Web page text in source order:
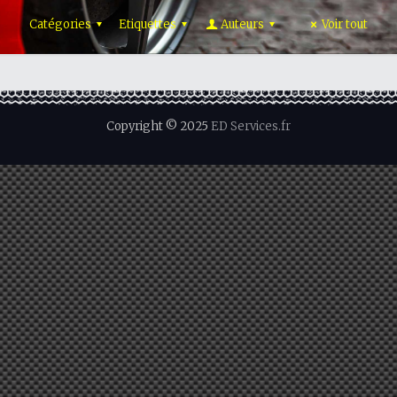
Catégories Etiquettes Auteurs Voir tout
Copyright © 2025 ED Services.fr